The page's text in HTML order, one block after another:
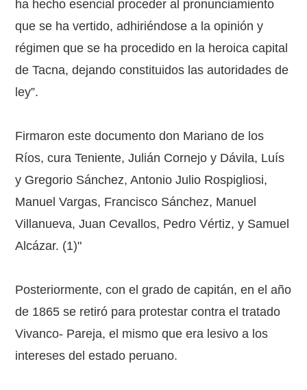
ha hecho esencial proceder al pronunciamiento
que se ha vertido, adhiriéndose a la opinión y
régimen que se ha procedido en la heroica capital
de Tacna, dejando constituidos las autoridades de
ley”.
Firmaron este documento don Mariano de los
Ríos, cura Teniente, Julián Cornejo y Dávila, Luís
y Gregorio Sánchez, Antonio Julio Rospigliosi,
Manuel Vargas, Francisco Sánchez, Manuel
Villanueva, Juan Cevallos, Pedro Vértiz, y Samuel
Alcázar. (1)"
Posteriormente, con el grado de capitán, en el año
de 1865 se retiró para protestar contra el tratado
Vivanco- Pareja, el mismo que era lesivo a los
intereses del estado peruano.